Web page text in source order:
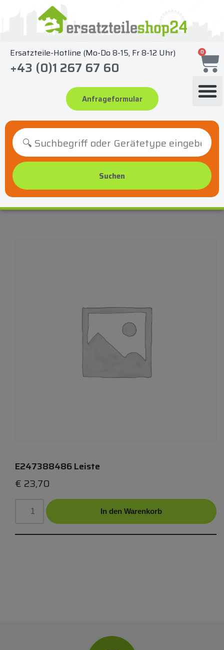
springen
Ersatzteile-Hotline (Mo-Do 8-15, Fr 8-12 Uhr)
+43 (0)1 267 67 60
Anfrageformular
0
E247388486 Leiste
€ 23,70
In den Warenkorb